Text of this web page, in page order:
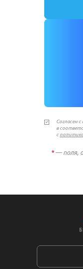
Согласен
в
с
*— поля,